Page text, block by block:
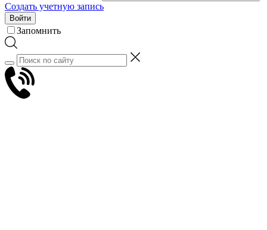
Создать учетную запись
Войти
Запомнить